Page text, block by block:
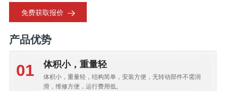
免费获取报价
产品优势
体积小，重量轻
体积小，重量轻，结构简单，安装方便，无转动部件不需润
滑，维修方便，运行费用低。